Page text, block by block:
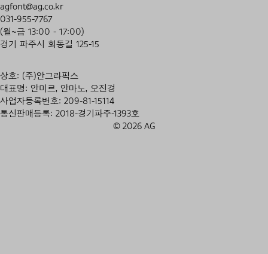
agfont@ag.co.kr
031-955-7767
(월~금 13:00 - 17:00)
경기 파주시 회동길 125-15
상호: (주)안그라픽스
대표명: 안미르, 안마노, 오진경
사업자등록번호: 209-81-15114
통신판매등록: 2018-경기파주-1393호
© 2026 AG